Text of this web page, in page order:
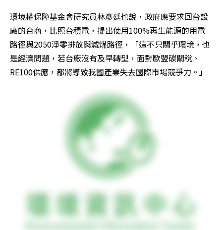
環境權保障基金會研究員林彥廷也說，政府應要求回台設
廠的台商，比照台積電，提出使用100%再生能源的用電
路徑與2050淨零排放與減煤路徑，「這不只關乎環境，也
是經濟問題，若台廠沒有及早轉型，面對歐盟碳關稅、
RE100供應，都將導致我國產業失去國際市場競爭力。」